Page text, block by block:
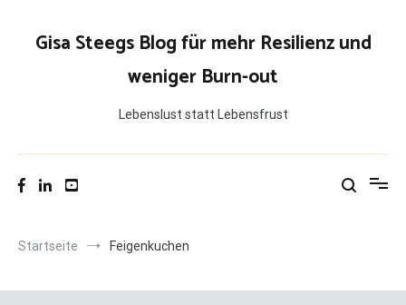
springenGisa Steegs Blog für mehr Resilienz und
weniger Burn-out
Lebenslust statt Lebensfrust
Startseite Feigenkuchen